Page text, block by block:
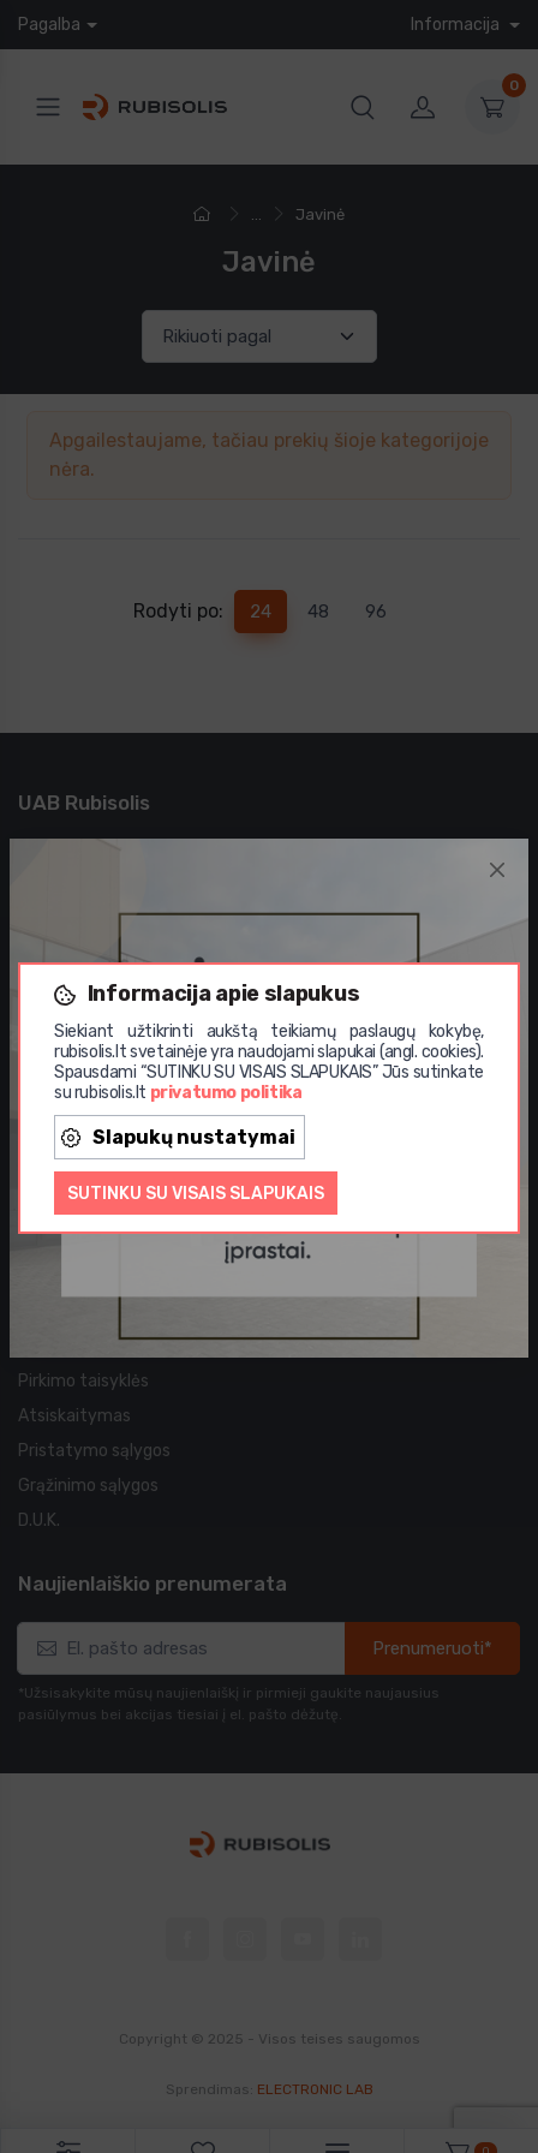
Informacija apie slapukus
Siekiant užtikrinti aukštą teikiamų paslaugų kokybę,
rubisolis.lt svetainėje yra naudojami slapukai (angl. cookies).
Spausdami “SUTINKU SU VISAIS SLAPUKAIS” Jūs sutinkate
su rubisolis.lt privatumo politika
Slapukų nustatymai
SUTINKU SU VISAIS SLAPUKAIS
Pagalba Informacija
0
... Javinė
Javinė
Apgailestaujame, tačiau prekių šioje kategorijoje
nėra.
Rodyti po: 24 48 96
UAB Rubisolis
Sprendimai verslui
Įgyvendinti projektai
Didmeninė prekyba
Vystomi projektai
Aktualijos
Akcijos
Straipsniai
Naujos prekės
Pirkimo sąlygos
Pirkimo taisyklės
Atsiskaitymas
Pristatymo sąlygos
Grąžinimo sąlygos
D.U.K.
Naujienlaiškio prenumerata
Prenumeruoti*
*Užsisakykite mūsų naujienlaiškį ir pirmieji gaukite naujausius
pasiūlymus bei akcijas tiesiai į el. pašto dėžutę.
Copyright © 2025 - Visos teises saugomos
Sprendimas: ELECTRONIC LAB